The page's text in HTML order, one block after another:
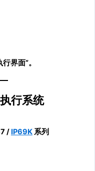
界面”。
行系统
/ IP69K系列